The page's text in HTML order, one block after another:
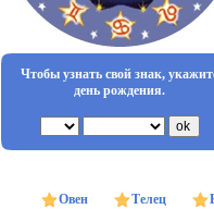
Чтобы узнать свой знак,
день рождения.
Овен Телец